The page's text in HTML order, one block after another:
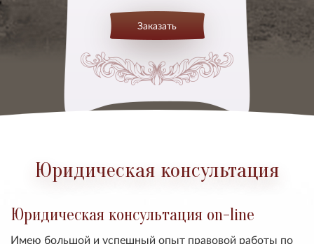
Заказать
Юридическая консультация
Юридическая консультация on-line
Имею большой и успешный опыт правовой работы по